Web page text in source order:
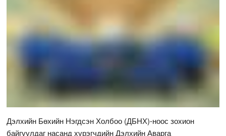
Дэлхийн Бөхийн Нэгдсэн Холбоо (ДБНХ)-ноос зохион
байгуулдаг насанд хүрэгчдийн Дэлхийн Аварга